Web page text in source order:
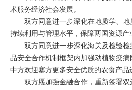
术服务经济社会发展。
双方同意进一步深化在地质学、
持续利用与管理水平，保障两国资源产
双方同意进一步深化海关及检验
品安全合作机制框架内加强动植物疫
中方欢迎塞方更多安全优质的农食产品
双方愿加强金融合作，重新签署